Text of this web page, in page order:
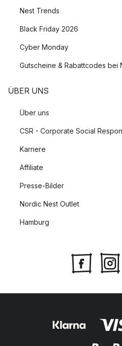
Nest Trends
Black Friday 2026
Cyber Monday
Gutscheine & Rabattcodes bei
ÜBER UNS
Über uns
CSR - Corporate Social
Karriere
Affiliate
Presse-Bilder
Nordic Nest Outlet
Hamburg